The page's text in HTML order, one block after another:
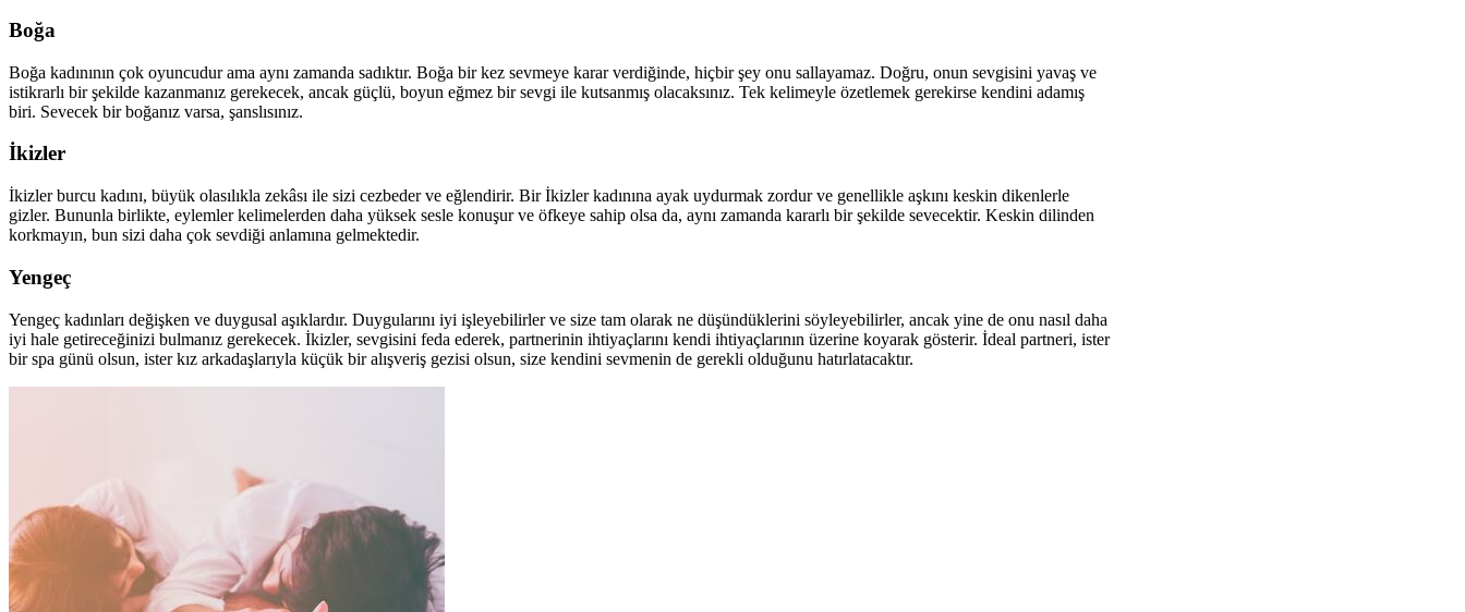
Boğa
Boğa kadınının çok oyuncudur ama aynı zamanda sadıktır. Boğa bir kez sevmeye karar verdiğinde, hiçbir şey onu sallayamaz. Doğru, onun sevgisini yavaş ve
istikrarlı bir şekilde kazanmanız gerekecek, ancak güçlü, boyun eğmez bir sevgi ile kutsanmış olacaksınız. Tek kelimeyle özetlemek gerekirse kendini adamış
biri. Sevecek bir boğanız varsa, şanslısınız.
İkizler
İkizler burcu kadını, büyük olasılıkla zekâsı ile sizi cezbeder ve eğlendirir. Bir İkizler kadınına ayak uydurmak zordur ve genellikle aşkını keskin dikenlerle
gizler. Bununla birlikte, eylemler kelimelerden daha yüksek sesle konuşur ve öfkeye sahip olsa da, aynı zamanda kararlı bir şekilde sevecektir. Keskin dilinden
korkmayın, bun sizi daha çok sevdiği anlamına gelmektedir.
Yengeç
Yengeç kadınları değişken ve duygusal aşıklardır. Duygularını iyi işleyebilirler ve size tam olarak ne düşündüklerini söyleyebilirler, ancak yine de onu nasıl daha
iyi hale getireceğinizi bulmanız gerekecek. İkizler, sevgisini feda ederek, partnerinin ihtiyaçlarını kendi ihtiyaçlarının üzerine koyarak gösterir. İdeal partneri, ister
bir spa günü olsun, ister kız arkadaşlarıyla küçük bir alışveriş gezisi olsun, size kendini sevmenin de gerekli olduğunu hatırlatacaktır.